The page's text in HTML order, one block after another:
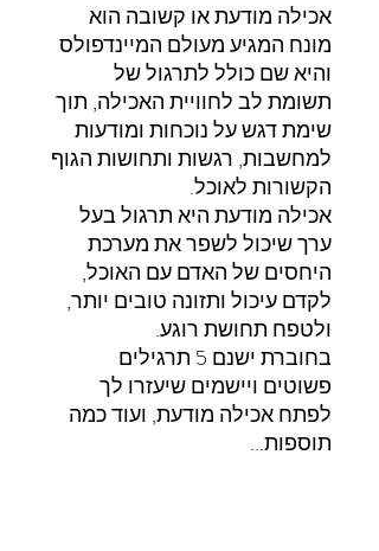
אכילה מודעת או קשובה הוא
מונח המגיע מעולם המיינדפולס
והיא שם כולל לתרגול של
תשומת לב לחוויית האכילה, תוך
שימת דגש על נוכחות ומודעות
למחשבות, רגשות ותחושות הגוף
הקשורות לאוכל.
אכילה מודעת היא תרגול בעל
ערך שיכול לשפר את מערכת
היחסים של האדם עם האוכל,
לקדם עיכול ותזונה טובים יותר,
ולטפח תחושת רוגע.
בחוברת ישנם 5 תרגילים
פשוטים ויישמים שיעזרו לך
לפתח אכילה מודעת, ועוד כמה
תוספות...